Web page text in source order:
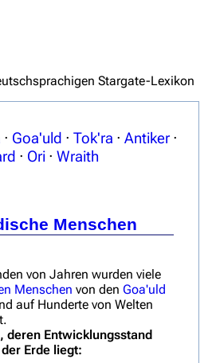
Stargate-Lexikon
· Goa'uld · Tok'ra · Antiker ·
· Ori· Wraith
Menschen
von Jahren wurden viele
Menschen von den Goa'uld
auf Hunderte von Welten
deren Entwicklungsstand
Erde liegt: